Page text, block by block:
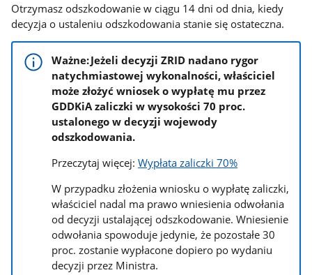
Otrzymasz odszkodowanie w ciągu 14 dni od dnia, kiedy
decyzja o ustaleniu odszkodowania stanie się ostateczna.
Ważne: Jeżeli decyzji ZRID nadano rygor
natychmiastowej wykonalności, właściciel
może złożyć wniosek o wypłatę mu przez
GDDKiA zaliczki w wysokości 70 proc.
ustalonego w decyzji wojewody
odszkodowania.
Przeczytaj więcej:Wypłata zaliczki 70%
W przypadku złożenia wniosku o wypłatę zaliczki,
właściciel nadal ma prawo wniesienia odwołania
od decyzji ustalającej odszkodowanie. Wniesienie
odwołania spowoduje jedynie, że pozostałe 30
proc. zostanie wypłacone dopiero po wydaniu
decyzji przez Ministra.